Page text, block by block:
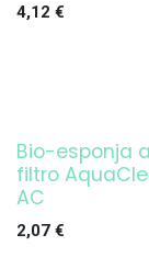
4,12 €
Bio-esponja
filtro
AC
2,07 €